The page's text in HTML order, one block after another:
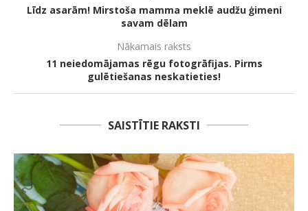
Līdz asarām! Mirstoša mamma meklē audžu ģimeni
savam dēlam
Nākamais raksts
11 neiedomājamas rēgu fotogrāfijas. Pirms
gulētiešanas neskatieties!
SAISTĪTIE RAKSTI